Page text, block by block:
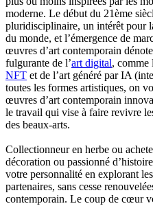
moderne. Le début du 21ème
pluridisciplinaire, un intérêt pour
du monde, et l’émergence de
œuvres d’art contemporain
fulgurante de l’art digital, comme
NFT et de l’art généré par IA
toutes les formes artistiques, on
œuvres d’art contemporain
le travail qui vise à faire revivre
des beaux-arts.
Collectionneur en herbe ou
décoration ou passionné
votre personnalité en explorant
partenaires, sans cesse
contemporain. Le coup de cœur